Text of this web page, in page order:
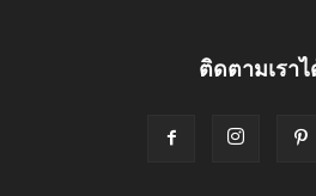
ติดตามเรา